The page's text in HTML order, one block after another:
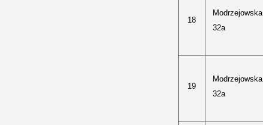
18
Modrzejowska
32a
19
Modrzejowska
32a